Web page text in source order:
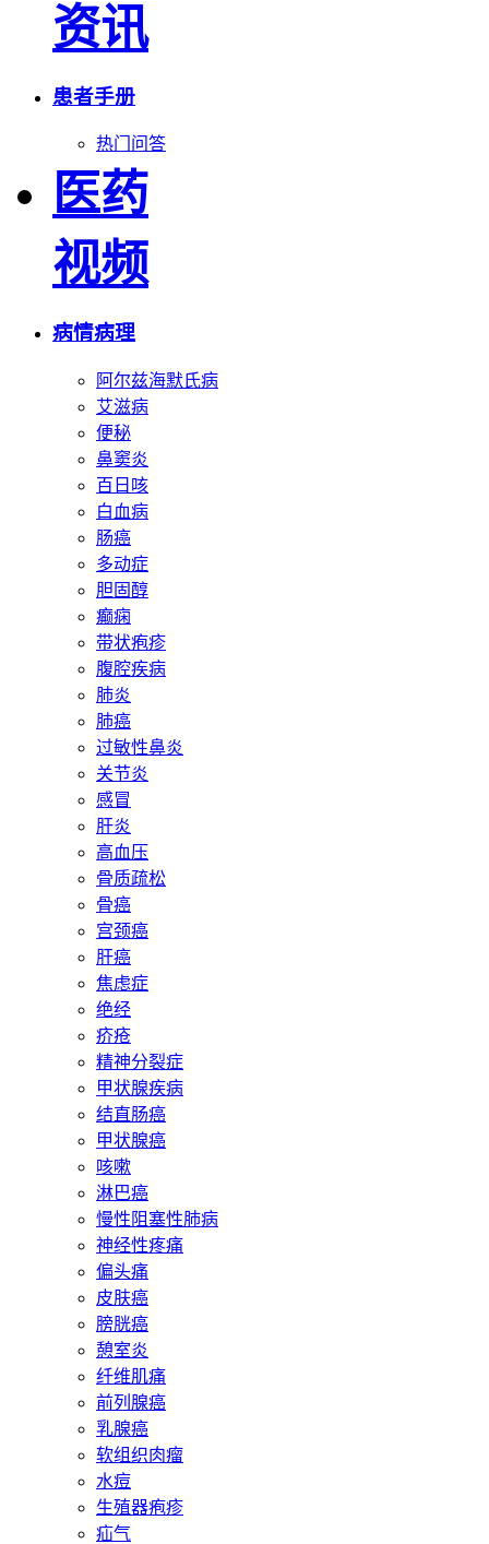
资讯
患者手册
热门问答
医药
视频
病情病理
阿尔兹海默氏病
艾滋病
便秘
鼻窦炎
百日咳
白血病
肠癌
多动症
胆固醇
癫痫
带状疱疹
腹腔疾病
肺炎
肺癌
过敏性鼻炎
关节炎
感冒
肝炎
高血压
骨质疏松
骨癌
宫颈癌
肝癌
焦虑症
绝经
疥疮
精神分裂症
甲状腺疾病
结直肠癌
甲状腺癌
咳嗽
淋巴癌
慢性阻塞性肺病
神经性疼痛
偏头痛
皮肤癌
膀胱癌
憩室炎
纤维肌痛
前列腺癌
乳腺癌
软组织肉瘤
水痘
生殖器疱疹
疝气